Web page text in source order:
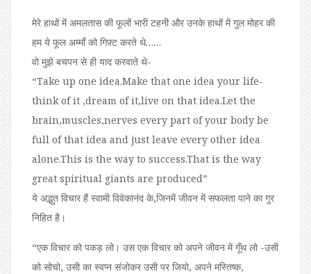
मेरे हाथों में अमलतास की फूलों भारी टहनी और उनके हाथों में गुल मोहर की
हम ये फूल अम्माँ को गिफ़्ट करते थे……
वो मुझे बचपन से ही याद करवाते थे-
“Take up one idea.Make that one idea your life-
think of it ,dream of it,live on that idea.Let the
brain,muscles,nerves every part of your body be
full of that idea and just leave every other idea
alone.This is the way to success.That is the way
great spiritual giants are produced”
ये अद्भुत विचार हैं स्वामी विवेकानंद के,जिनमें जीवन में सफलता पाने का गुर
निहित है।
“एक विचार को पकड़ लो। उस एक विचार को अपने जीवन में गूँथ लो -उसी
को सोचो, उसी का स्वप्न संजोकर उसी पर जियो, अपने मस्तिष्क,